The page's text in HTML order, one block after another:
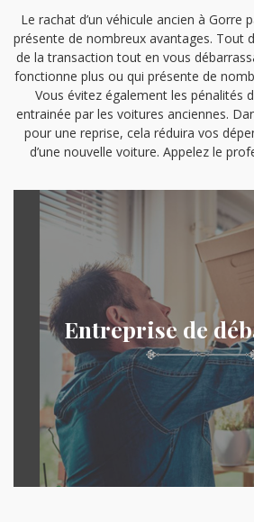
Le rachat d’un véhicule ancien à Gorre
présente de nombreux avantages. Tout
de la transaction tout en vous
fonctionne plus ou qui présente de
Vous évitez également les pénalités
entrainée par les voitures anciennes.
pour une reprise, cela réduira vos
d’une nouvelle voiture. Appelez le
Entreprise de